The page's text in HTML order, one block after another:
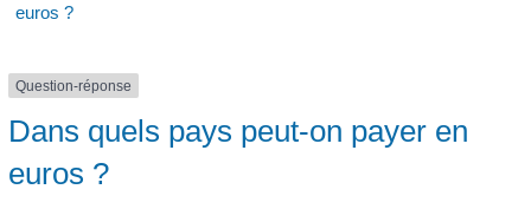
euros ?
Question-réponse
Dans quels pays peut-on payer en
euros ?